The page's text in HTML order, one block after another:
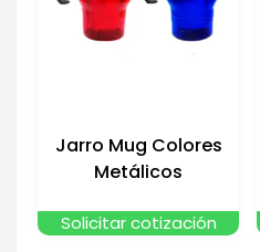
Jarro Mug Colores
Metálicos
Solicitar cotización